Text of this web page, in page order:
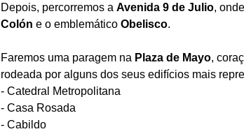
Depois, percorremos a Avenida 9 de Julio,
Colón e o emblemático Obelisco.
Faremos uma paragem na Plaza de Mayo,
rodeada por alguns dos seus edifícios mais
- Catedral Metropolitana
- Casa Rosada
- Cabildo